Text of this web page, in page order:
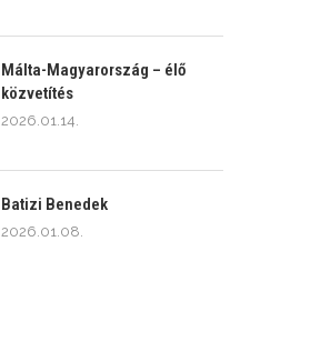
Málta-Magyarország – élő
közvetítés
2026.01.14.
Batizi Benedek
2026.01.08.